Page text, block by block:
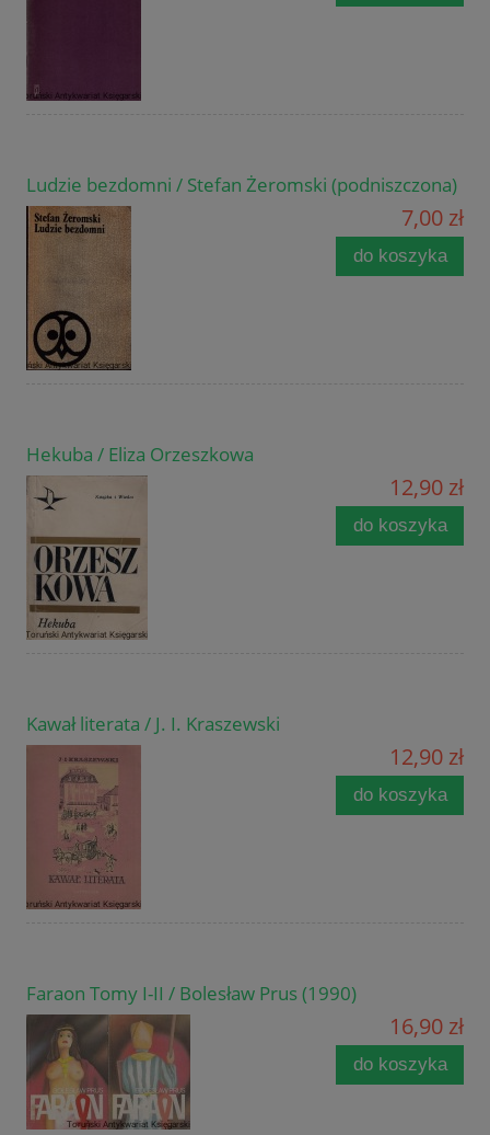
Ludzie bezdomni / Stefan Żeromski (podniszczona)
7,00 zł
do koszyka
Hekuba / Eliza Orzeszkowa
12,90 zł
do koszyka
Kawał literata / J. I. Kraszewski
12,90 zł
do koszyka
Faraon Tomy I-II / Bolesław Prus (1990)
16,90 zł
do koszyka